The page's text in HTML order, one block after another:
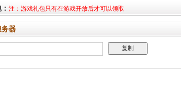
注：游戏礼包只有在游戏开放后才可以领取
务器